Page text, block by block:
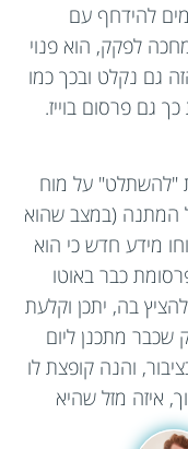
להידחף עם
לפקק, הוא פנוי
גם נקלט ובכך כמו
גם פרסום בוייז.
"להשתלט" על מוח
המתנה (במצב שהוא
מידע חדש כי הוא
כבר באוטו
בה, יתכן וקלעת
שכבר מתכנן ליום
והנה קופצת לו
איזה מזל שהיא